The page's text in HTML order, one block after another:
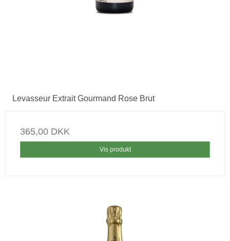
Levasseur Extrait Gourmand Rose Brut
365,00 DKK
Vis produkt